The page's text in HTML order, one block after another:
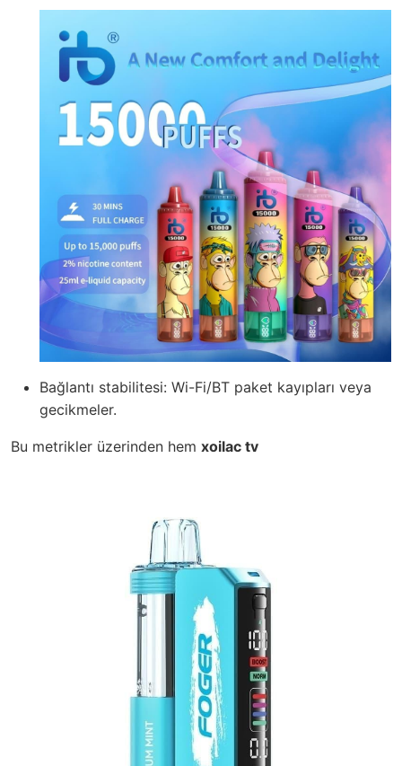
Bağlantı stabilitesi: Wi-Fi/BT paket kayıpları veya
gecikmeler.
Bu metrikler üzerinden hem xoilac tv